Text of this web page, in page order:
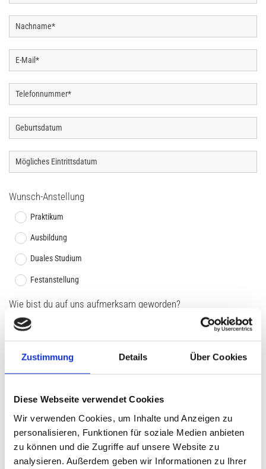
Zustimmung Details Über Cookies
Diese Webseite verwendet Cookies
Wir verwenden Cookies, um Inhalte und Anzeigen zu
personalisieren, Funktionen für soziale Medien anbieten
zu können und die Zugriffe auf unsere Website zu
analysieren. Außerdem geben wir Informationen zu Ihrer
Wunsch-Anstellung
Praktikum
Ausbildung
Duales Studium
Festanstellung
Wie bist du auf uns aufmerksam geworden?
Internet/Homepage
Sonstiges
Möchtest du uns etwas mitteilen? Wir freuen uns auf deine
Nachricht!